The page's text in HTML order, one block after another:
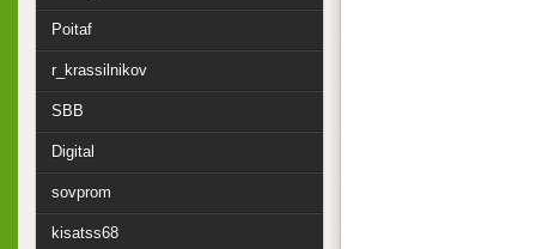
Poitaf
r_krassilnikov
SBB
Digital
sovprom
kisatss68